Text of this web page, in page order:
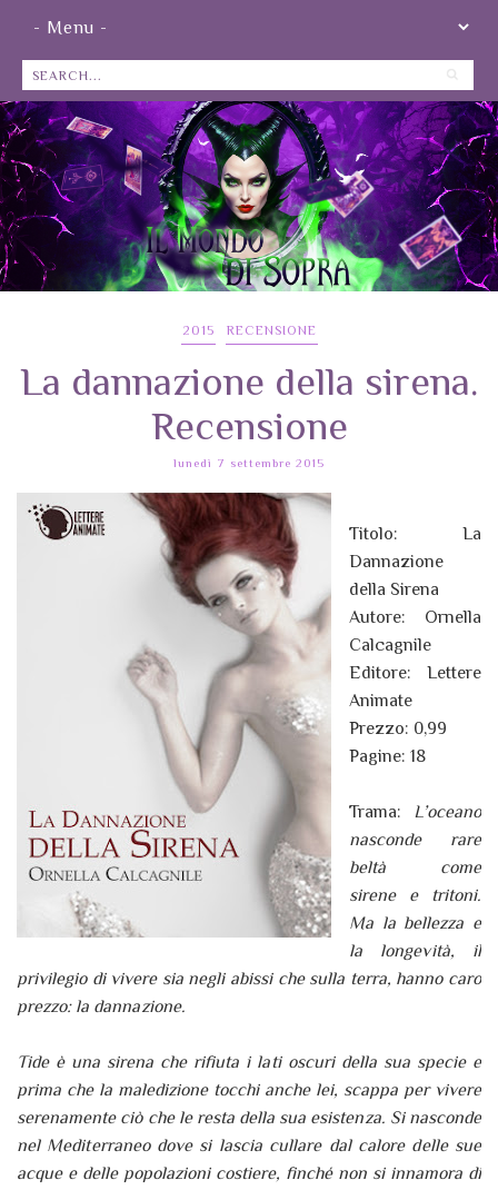
2015 RECENSIONE
La dannazione della sirena.
Recensione
lunedì 7 settembre 2015
Titolo: La
Dannazione
della Sirena
Autore: Ornella
Calcagnile
Editore: Lettere
Animate
Prezzo: 0,99
Pagine: 18
Trama: L’oceano
nasconde rare
beltà come
sirene e tritoni.
Ma la bellezza e
la longevità, il
privilegio di vivere sia negli abissi che sulla terra, hanno caro
prezzo: la dannazione.
Tide è una sirena che rifiuta i lati oscuri della sua specie e
prima che la maledizione tocchi anche lei, scappa per vivere
serenamente ciò che le resta della sua esistenza. Si nasconde
nel Mediterraneo dove si lascia cullare dal calore delle sue
acque e delle popolazioni costiere, finché non si innamora di